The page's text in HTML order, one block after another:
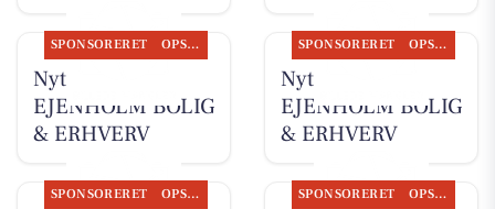
SPONSORERET OPSLAGSTAVLEN
Nyt fra
EJENHOLM BOLIG
& ERHVERV
SPONSORERET OPSLAGSTAVLEN
Nyt fra
EJENHOLM BOLIG
& ERHVERV
SPONSORERET OPSLAGSTAVLEN SPONSORERET OPSLAGSTAVLEN